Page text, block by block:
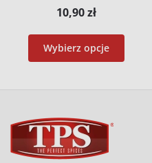
10,90zł
Wybierz opcje